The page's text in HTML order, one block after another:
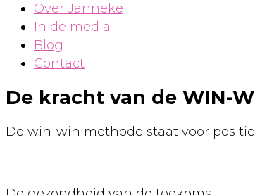
Over Janneke
In de media
Blog
Contact
De kracht van de WIN-
De win-win methode staat voor